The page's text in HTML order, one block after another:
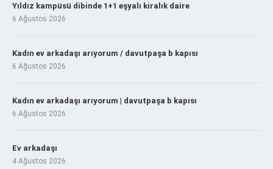
Yıldız kampüsü dibinde 1+1 eşyalı kiralık daire
6 Ağustos 2026
Kadın ev arkadaşı arıyorum / davutpaşa b kapısı
6 Ağustos 2026
Kadın ev arkadaşı arıyorum | davutpaşa b kapısı
6 Ağustos 2026
Ev arkadaşı
4 Ağustos 2026